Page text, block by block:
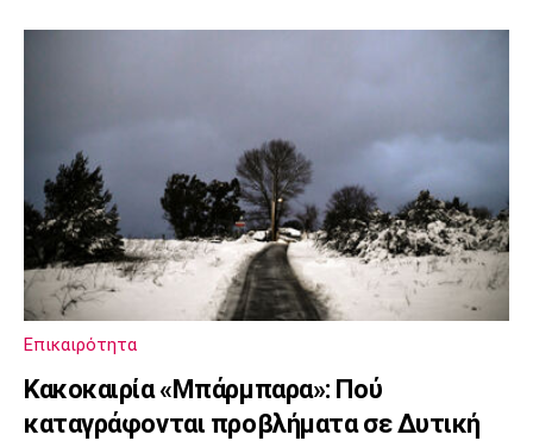
Μονακό
Ερυθρός
Αστέρας
Τότεναμ
Επικαιρότητα
Κακοκαιρία «Μπάρμπαρα»: Πού
καταγράφονται προβλήματα σε Δυτική